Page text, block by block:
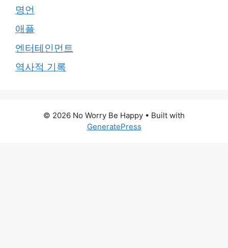
명언
애플
엔터테인먼트
역사적 기록
© 2026 No Worry Be Happy • Built with
GeneratePress